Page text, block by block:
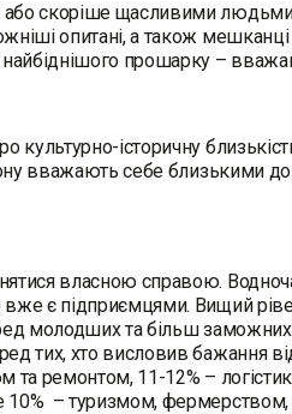
скоріше щасливими
опитані, а також мешканці
найбіднішого прошарку –
культурно-історичну
вважають себе близькими
власною справою.
є підприємцями. Вищий
молодших та більш
тих, хто висловив бажання
та ремонтом, 11-12% –
– туризмом, фермерством,